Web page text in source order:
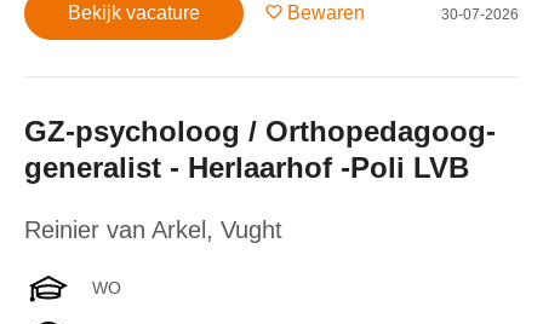
Bekijk vacature Bewaren 30-07-2026
GZ-psycholoog / Orthopedagoog-
generalist - Herlaarhof -Poli LVB
Reinier van Arkel , Vught
WO